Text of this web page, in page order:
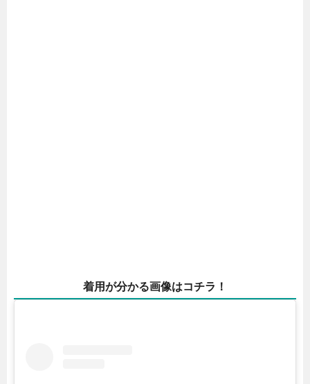
着用が分かる画像はコチラ！